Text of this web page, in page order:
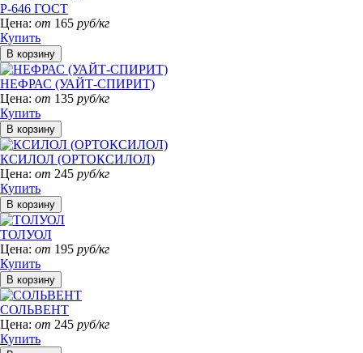
Р-646 ГОСТ
Цена: от 165 руб/кг
Купить
НЕФРАС (УАЙТ-СПИРИТ)
Цена: от 135 руб/кг
Купить
КСИЛОЛ (ОРТОКСИЛОЛ)
Цена: от 245 руб/кг
Купить
ТОЛУОЛ
Цена: от 195 руб/кг
Купить
СОЛЬВЕНТ
Цена: от 245 руб/кг
Купить